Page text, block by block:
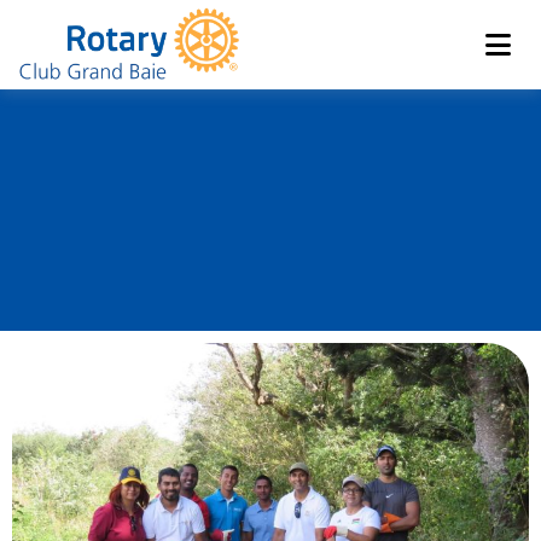
Journée Mondiale du
Nettoyage 2019